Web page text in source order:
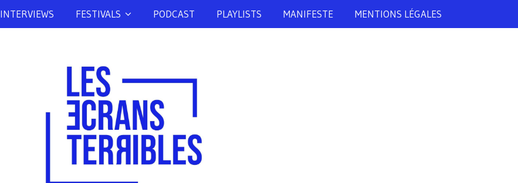
INTERVIEWS FESTIVALS PODCAST PLAYLISTS MANIFESTE MENTIONS LÉGALES